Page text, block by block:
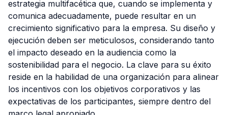
estrategia multifacética que, cuando se implementa y
comunica adecuadamente, puede resultar en un
crecimiento significativo para la empresa. Su diseño y
ejecución deben ser meticulosos, considerando tanto
el impacto deseado en la audiencia como la
sostenibilidad para el negocio. La clave para su éxito
reside en la habilidad de una organización para alinear
los incentivos con los objetivos corporativos y las
expectativas de los participantes, siempre dentro del